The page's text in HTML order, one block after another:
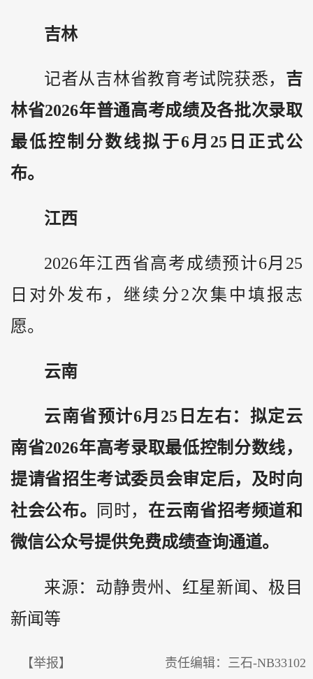
吉林
记者从吉林省教育考试院获悉， 吉
林省2026年普通高考成绩及各批次录取
最低控制分数线拟于6月25日正式公
布。
江西
2026年江西省高考成绩预计6月25
日对外发布，继续分2次集中填报志
愿。
云南
云南省预计6月25日左右：拟定云
南省2026年高考录取最低控制分数线，
提请省招生考试委员会审定后，及时向
社会公布。
同时， 在云南省招考频道和
微信公众号提供免费成绩查询通道。
来源：动静贵州、红星新闻、极目
新闻等
【举报】 责任编辑：三石-NB33102